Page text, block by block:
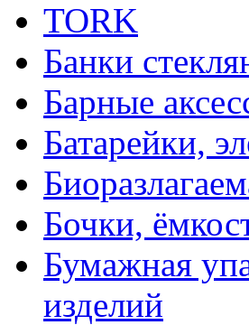
TORK
Банки
Барные
Батарейки,
Бочки,
Бумажная
изделий